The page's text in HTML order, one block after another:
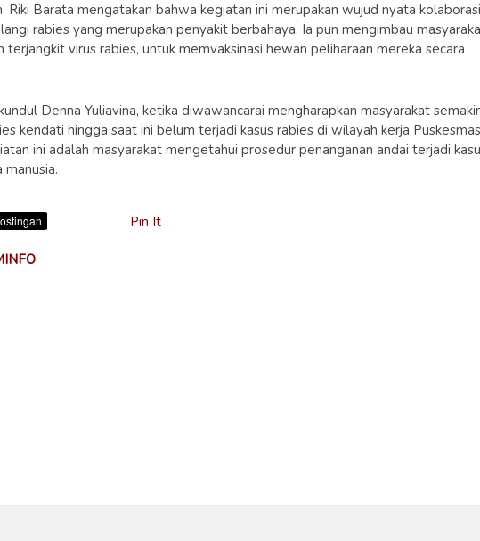
Riki Barata mengatakan bahwa kegiatan ini merupakan wujud nyata kolaborasi
rabies yang merupakan penyakit berbahaya. Ia pun mengimbau
virus rabies, untuk memvaksinasi hewan peliharaan mereka secara
Denna Yuliavina, ketika diwawancarai mengharapkan masyarakat
kendati hingga saat ini belum terjadi kasus rabies di wilayah kerja Puskesmas
ini adalah masyarakat mengetahui prosedur penanganan andai terjadi
Pin It